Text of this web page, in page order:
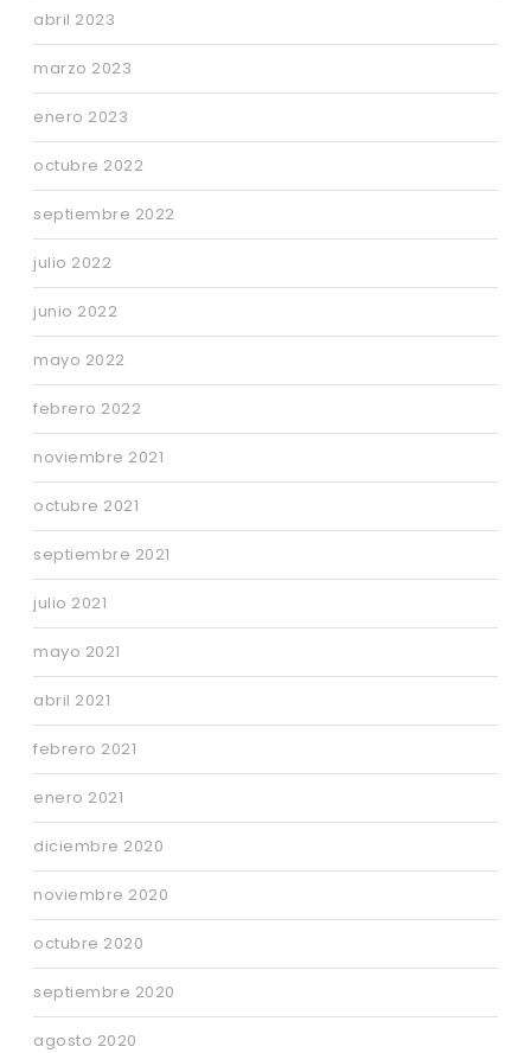
abril 2023
marzo 2023
enero 2023
octubre 2022
septiembre 2022
julio 2022
junio 2022
mayo 2022
febrero 2022
noviembre 2021
octubre 2021
septiembre 2021
julio 2021
mayo 2021
abril 2021
febrero 2021
enero 2021
diciembre 2020
noviembre 2020
octubre 2020
septiembre 2020
agosto 2020